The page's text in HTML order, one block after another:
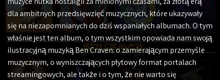
dla ambitnych przedsięwzięć muzycznych, które ukazywały
się na niezapomnianych do dziś wspaniałych albumach. O tym
właśnie jest ten album, o tym wszystkim opowiada nam swoją
ilustracyjną muzyką Ben Craven: o zamierającym przemyśle
muzycznym, o wyniszczających płytowy format portalach
streamingowych, ale także i o tym, że nie warto się